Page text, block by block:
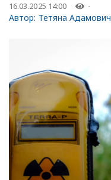
16.03.2025 14:00 -
Автор: Тетяна Адамович